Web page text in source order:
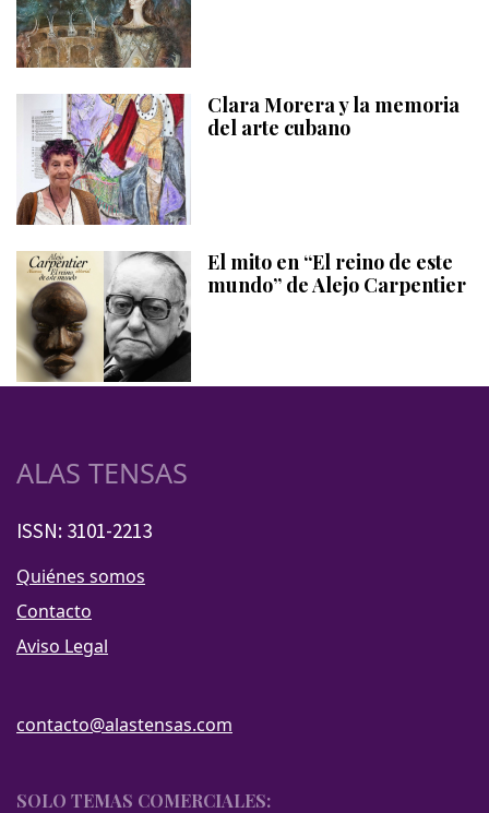
Clara Morera y la memoria
del arte cubano
El mito en “El reino de este
mundo” de Alejo Carpentier
ALAS TENSAS
ISSN: 3101-2213
Quiénes somos
Contacto
Aviso Legal
contacto@alastensas.com
SOLO TEMAS COMERCIALES: